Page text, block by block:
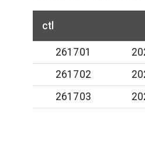
ctl
261701
261702
261703